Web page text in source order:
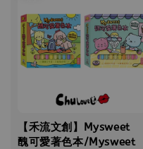
【禾流文創】Mysweet
醜可愛著色本/Mysweet